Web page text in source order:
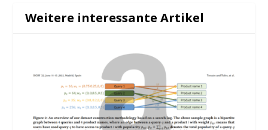
Weitere interessante Artikel